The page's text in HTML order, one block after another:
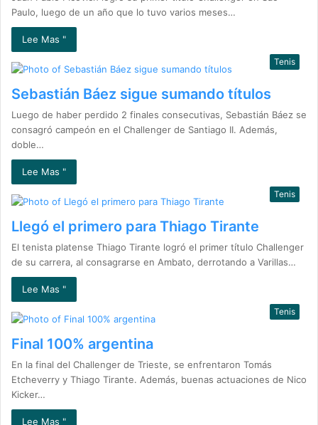
Paulo, luego de un año que lo tuvo varios meses…
Lee Mas "
Tenis
Sebastián Báez sigue sumando títulos
Luego de haber perdido 2 finales consecutivas, Sebastián Báez se
consagró campeón en el Challenger de Santiago II. Además,
doble…
Lee Mas "
Tenis
Llegó el primero para Thiago Tirante
El tenista platense Thiago Tirante logró el primer título Challenger
de su carrera, al consagrarse en Ambato, derrotando a Varillas…
Lee Mas "
Tenis
Final 100% argentina
En la final del Challenger de Trieste, se enfrentaron Tomás
Etcheverry y Thiago Tirante. Además, buenas actuaciones de Nico
Kicker…
Lee Mas "